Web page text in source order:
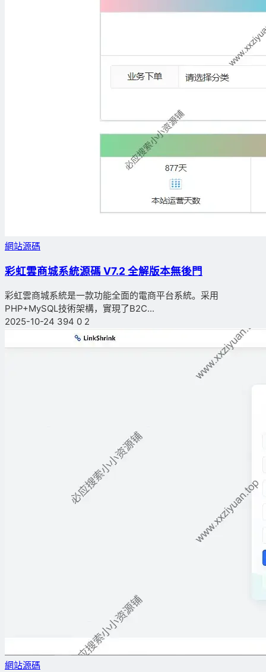
網站源碼
彩虹雲商城系統源碼 V7.2 全解版本無後門
彩虹雲商城系統是一款功能全面的電商平台系統。采用
PHP+MySQL技術架構，實現了B2C...
2025-10-24 394 0 2
網站源碼